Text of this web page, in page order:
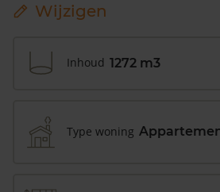
Wijzigen
Inhoud 1272 m3
Type woning